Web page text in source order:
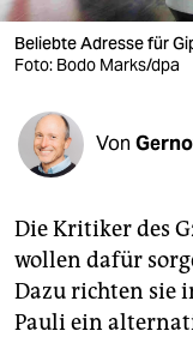
verlag
veranstaltungen
shop
fragen & hilfe
unterstützen
abo
genossenschaft
Beliebte Adresse für
Foto: Bodo Marks/dpa
Von
Die Kritiker des
wollen dafür
Dazu richten sie
Pauli ein